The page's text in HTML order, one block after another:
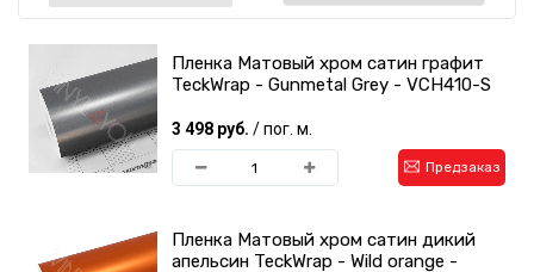
Пленка Матовый хром сатин графит
TeckWrap - Gunmetal Grey - VCH410-S
3 498 руб. / пог. м.
Предзаказ
Пленка Матовый хром сатин дикий
апельсин TeckWrap - Wild orange -